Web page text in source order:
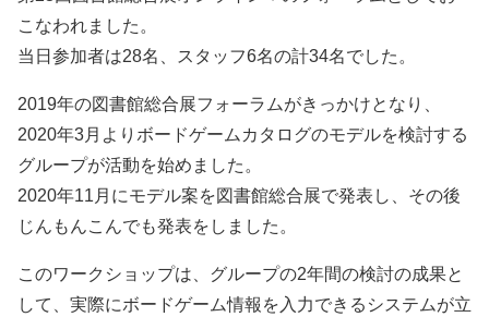
こなわれました。
当日参加者は28名、スタッフ6名の計34名でした。
2019年の図書館総合展フォーラムがきっかけとなり、
2020年3月よりボードゲームカタログのモデルを検討する
グループが活動を始めました。
2020年11月にモデル案を図書館総合展で発表し、その後
じんもんこんでも発表をしました。
このワークショップは、グループの2年間の検討の成果と
して、実際にボードゲーム情報を入力できるシステムが立